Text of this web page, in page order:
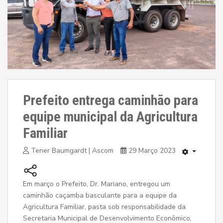
Prefeito entrega caminhão para
equipe municipal da Agricultura
Familiar
Tener Baumgardt | Ascom 29 Março 2023
Em março o Prefeito, Dr. Mariano, entregou um
caminhão caçamba basculante para a equipe da
Agricultura Familiar, pasta sob responsabilidade da
Secretaria Municipal de Desenvolvimento Econômico,